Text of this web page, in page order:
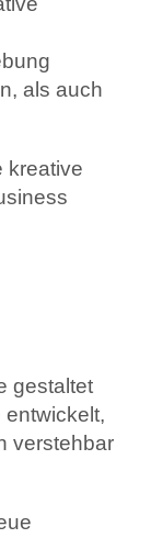
als auch
kreative
gestaltet
verstehbar